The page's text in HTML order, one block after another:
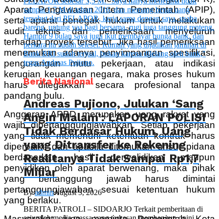
Aparat Pengawasan Intern Pemerintah (APIP),
serta aparat penegak hukum untuk melakukan
audit teknis dan pemeriksaan menyeluruh
terhadap proyek tersebut. Jika hasil pemeriksaan
menemukan adanya penyimpangan spesifikasi,
pengurangan mutu pekerjaan, atau indikasi
kerugian keuangan negara, maka proses hukum
harus ditegakkan secara profesional tanpa
pandang bulu.
Anggaran APBD merupakan uang rakyat yang
wajib dipertanggungjawabkan. Setiap pekerjaan
yang tidak memenuhi ketentuan kontrak harus
diperbaiki, dan apabila ditemukan unsur pidana
berdasarkan hasil penyelidikan maupun
penyidikan oleh aparat berwenang, maka pihak
yang bertanggung jawab harus dimintai
pertanggungjawaban sesuai ketentuan hukum
yang berlaku.
Berita Nasional
Andreas Pujiono, Julukan ‘Sang
Angin Malam’: LAPORAN POLISI
Tidak Berdasar Hukum, Uang
yang Ditransfer ke Rekening
Realitanya Tidak Sampai Rp1,7
Miliar
ByadminAugust 5, 2026
BERITA PATROLI – SIDOARJO Terkait pemberitaan di